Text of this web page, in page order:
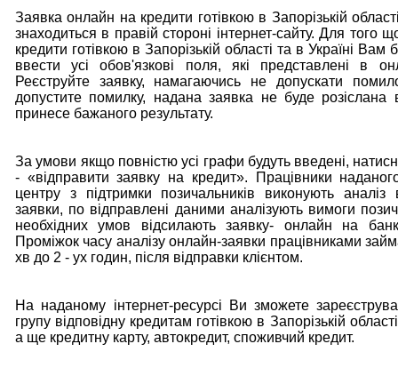
Заявка онлайн на кредити готівкою в Запорізькій
знаходиться в правій стороні інтернет-сайту. Для того
кредити готівкою в Запорізькій області та в Україні Вам
ввести усі обов'язкові поля, які представлені в
Реєструйте заявку, намагаючись не допускати
допустите помилку, надана заявка не буде розіслана
принесе бажаного результату.
За умови якщо повністю усі графи будуть введені,
- «відправити заявку на кредит». Працівники
центру з підтримки позичальників виконують аналіз
заявки, по відправлені даними аналізують вимоги
необхідних умов відсилають заявку- онлайн на
Проміжок часу аналізу онлайн-заявки працівниками
хв до 2 - ух годин, після відправки клієнтом.
На наданому інтернет-ресурсі Ви зможете
групу відповідну кредитам готівкою в Запорізькій
а ще кредитну карту, автокредит, споживчий кредит.